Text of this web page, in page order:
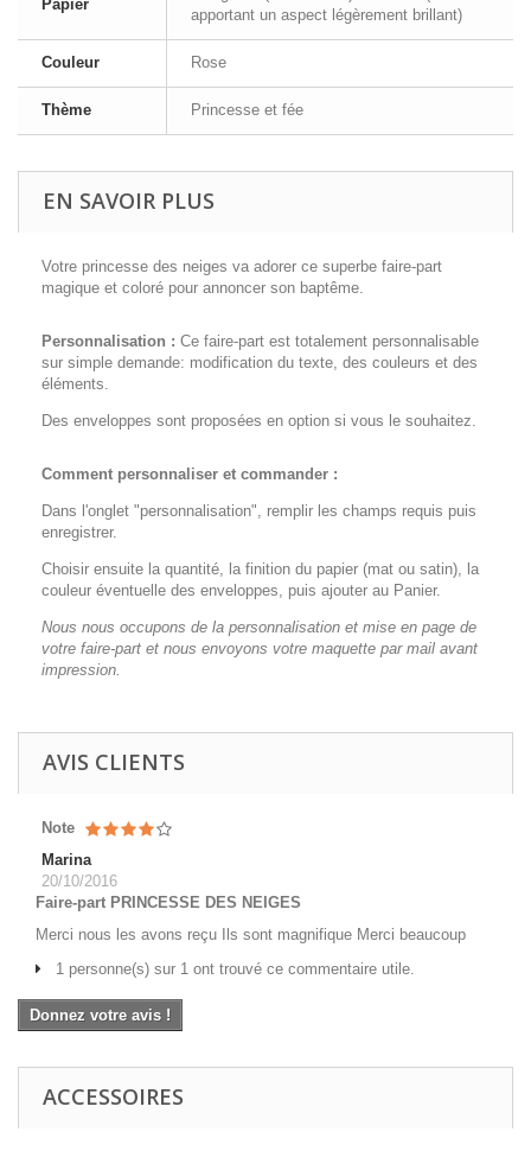
Papier
apportant un aspect légèrement brillant)
Couleur Rose
Thème Princesse et fée
EN SAVOIR PLUS
Votre princesse des neiges va adorer ce superbe faire-part
magique et coloré pour annoncer son baptême.
Personnalisation : Ce faire-part est totalement personnalisable
sur simple demande: modification du texte, des couleurs et des
éléments.
Des enveloppes sont proposées en option si vous le souhaitez.
Comment personnaliser et commander :
Dans l'onglet "personnalisation", remplir les champs requis puis
enregistrer.
Choisir ensuite la quantité, la finition du papier (mat ou satin), la
couleur éventuelle des enveloppes, puis ajouter au Panier.
Nous nous occupons de la personnalisation et mise en page de
votre faire-part et nous envoyons votre maquette par mail avant
impression.
AVIS CLIENTS
Note
Marina
20/10/2016
Faire-part PRINCESSE DES NEIGES
Merci nous les avons reçu Ils sont magnifique Merci beaucoup
1 personne(s) sur 1 ont trouvé ce commentaire utile.
Donnez votre avis !
ACCESSOIRES